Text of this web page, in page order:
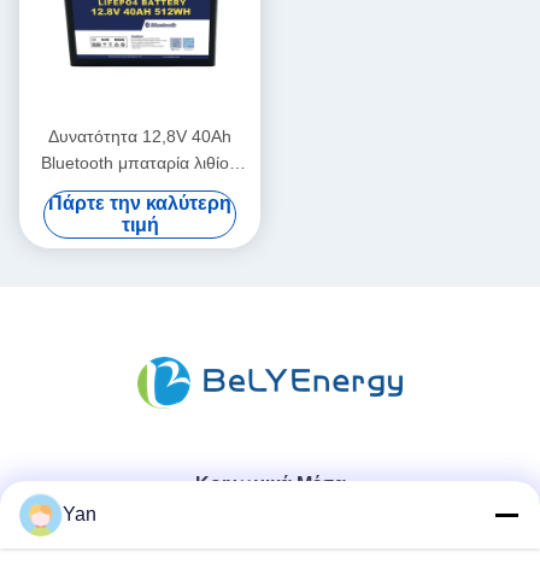
Δυνατότητα 12,8V 40Ah
Bluetooth μπαταρία λιθίου
IP65 Προστασία
περιβλήματος 512Wh
ενέργεια
Πάρτε την καλύτερη
τιμή
Κοινωνικά Μέσα
Yan